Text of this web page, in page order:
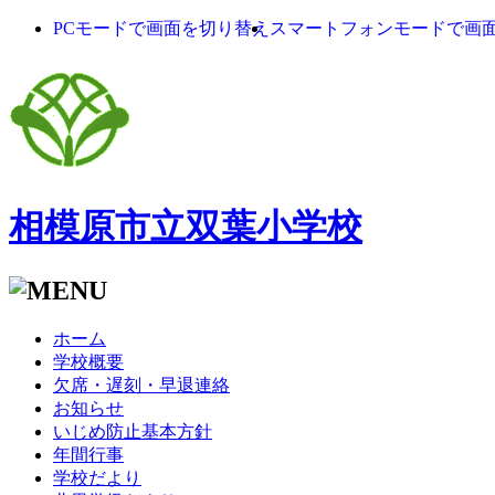
PCモードで画面を切り替え スマートフォンモードで画
相模原市立双葉小学校
ホーム
学校概要
欠席・遅刻・早退連絡
お知らせ
いじめ防止基本方針
年間行事
学校だより